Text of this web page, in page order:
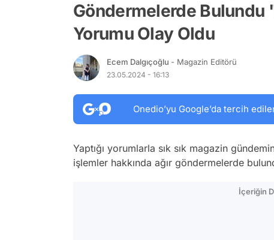
Göndermelerde
Yorumu Olay Oldu
Ecem Dalgıçoğlu - Magazin Editörü
23.05.2024 - 16:13
Onedio’yu Google’da tercih
Yaptığı yorumlarla sık sık magazin
işlemler hakkında ağır göndermelerde
İçeriğin